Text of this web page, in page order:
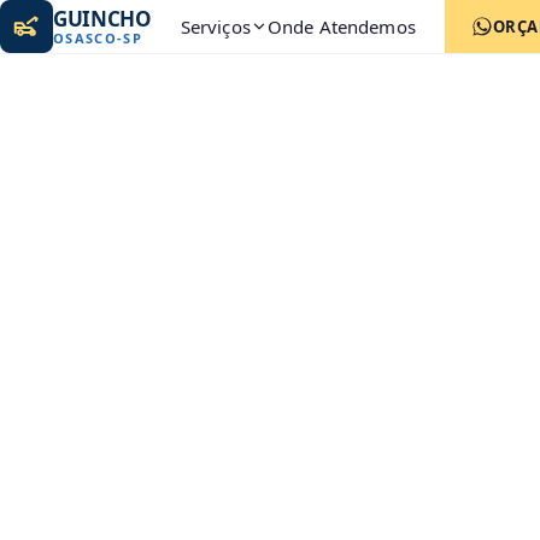
GUINCHO
OSASCO-SP Serviços Onde Atendemos